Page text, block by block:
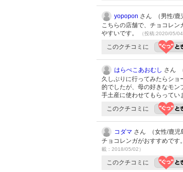
yopopon さん （男性/鹿
こちらの店舗で、チョコレン
やすいです。
（投稿:2020/05/
このクチコミに
はらぺこあおむし さん
久しぶりに行ってみたらショ
的でしたが、母の好きなモン
手土産に使わせてもらってい
このクチコミに
コダマ さん （女性/鹿児
チョコレンガがおすすめです
載：2018/05/02）
このクチコミに